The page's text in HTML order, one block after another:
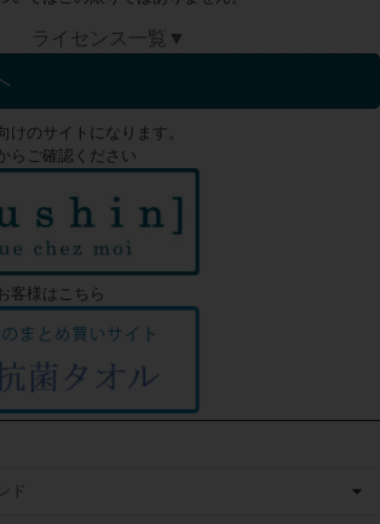
ライセンス一覧▼
のサイトになります。
らご確認ください
客様はこちら
ド